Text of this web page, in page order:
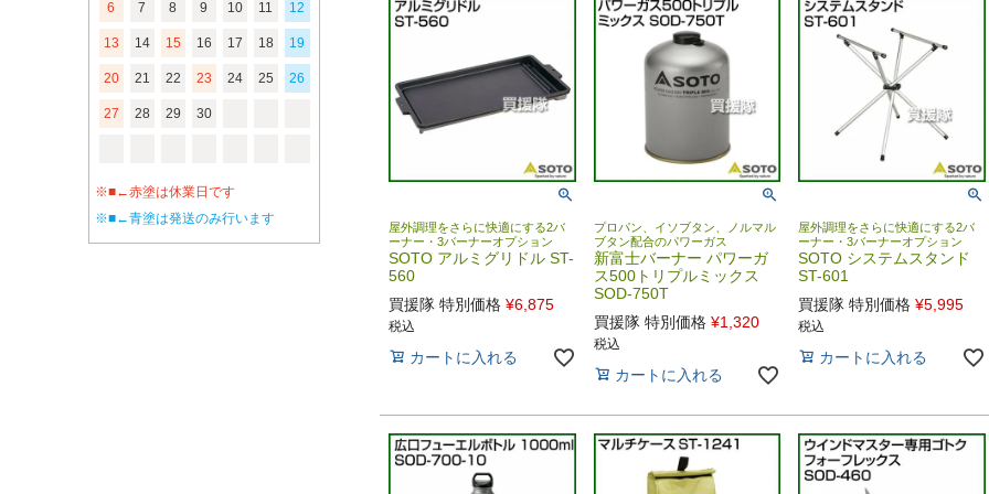
6 7 8 9 10 11 12
13 14 15 16 17 18 19
20 21 22 23 24 25 26
27 28 29 30
※■←赤塗は休業日です
※■←青塗は発送のみ行います
屋外調理をさらに快適にする2バ
ーナー・3バーナーオプション
SOTO アルミグリドル ST-
560
買援隊 特別価格 ¥6,875
税込
カートに入れる
プロパン、イソブタン、ノルマル
ブタン配合のパワーガス
新富士バーナー パワーガ
ス500トリプルミックス
SOD-750T
買援隊 特別価格 ¥1,320
税込
カートに入れる
屋外調理をさらに快適にする2バ
ーナー・3バーナーオプション
SOTO システムスタンド
ST-601
買援隊 特別価格 ¥5,995
税込
カートに入れる